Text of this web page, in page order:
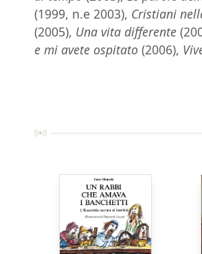
(1999, n.e 2003), Cristiani
(2005), Una vita differente
e mi avete ospitato (2006),